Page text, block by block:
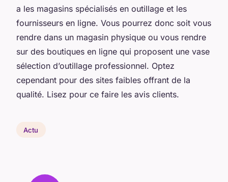
a les magasins spécialisés en outillage et les
fournisseurs en ligne. Vous pourrez donc soit vous
rendre dans un magasin physique ou vous rendre
sur des boutiques en ligne qui proposent une vase
sélection d’outillage professionnel. Optez
cependant pour des sites faibles offrant de la
qualité. Lisez pour ce faire les avis clients.
Actu